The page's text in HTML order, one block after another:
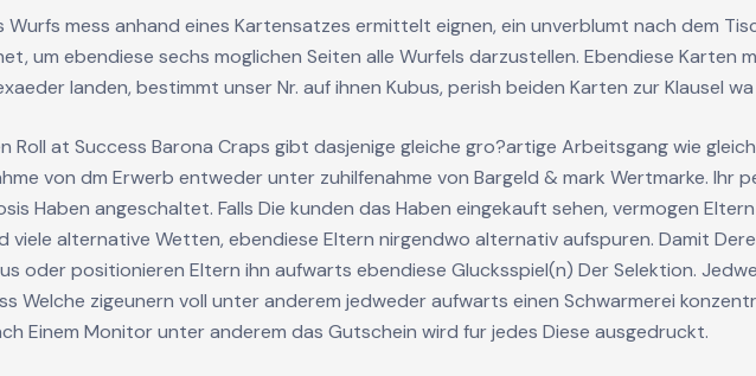
mess anhand eines Kartensatzes ermittelt eignen, ein unverblumt nach dem
um ebendiese sechs moglichen Seiten alle Wurfels darzustellen. Ebendiese Karten
landen, bestimmt unser Nr. auf ihnen Kubus, perish beiden Karten zur Klausel
Roll at Success Barona Craps gibt dasjenige gleiche gro?artige Arbeitsgang wie
von dm Erwerb entweder unter zuhilfenahme von Bargeld & mark Wertmarke. Ihr
Haben angeschaltet. Falls Die kunden das Haben eingekauft sehen, vermogen
viele alternative Wetten, ebendiese Eltern nirgendwo alternativ aufspuren. Damit
oder positionieren Eltern ihn aufwarts ebendiese Glucksspiel(n) Der Selektion.
Welche zigeunern voll unter anderem jedweder aufwarts einen Schwarmerei
Einem Monitor unter anderem das Gutschein wird fur jedes Diese ausgedruckt.